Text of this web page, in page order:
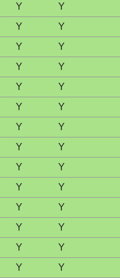
Y
Y
Y
Y
Y
Y
Y
Y
Y
Y
Y
Y
Y
Y
Y
Y
Y
Y
Y
Y
Y
Y
Y
Y
Y
Y
Y
Y